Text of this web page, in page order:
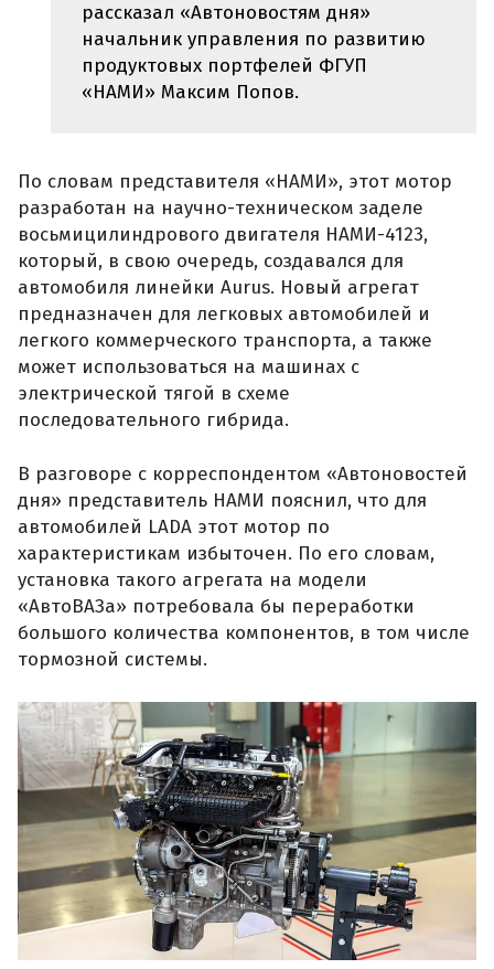
рассказал «Автоновостям дня»
начальник управления по развитию
продуктовых портфелей ФГУП
«НАМИ» Максим Попов.
По словам представителя «НАМИ», этот мотор
разработан на научно-техническом заделе
восьмицилиндрового двигателя НАМИ-4123,
который, в свою очередь, создавался для
автомобиля линейки Aurus. Новый агрегат
предназначен для легковых автомобилей и
легкого коммерческого транспорта, а также
может использоваться на машинах с
электрической тягой в схеме
последовательного гибрида.
В разговоре с корреспондентом «Автоновостей
дня» представитель НАМИ пояснил, что для
автомобилей LADA этот мотор по
характеристикам избыточен. По его словам,
установка такого агрегата на модели
«АвтоВАЗа» потребовала бы переработки
большого количества компонентов, в том числе
тормозной системы.